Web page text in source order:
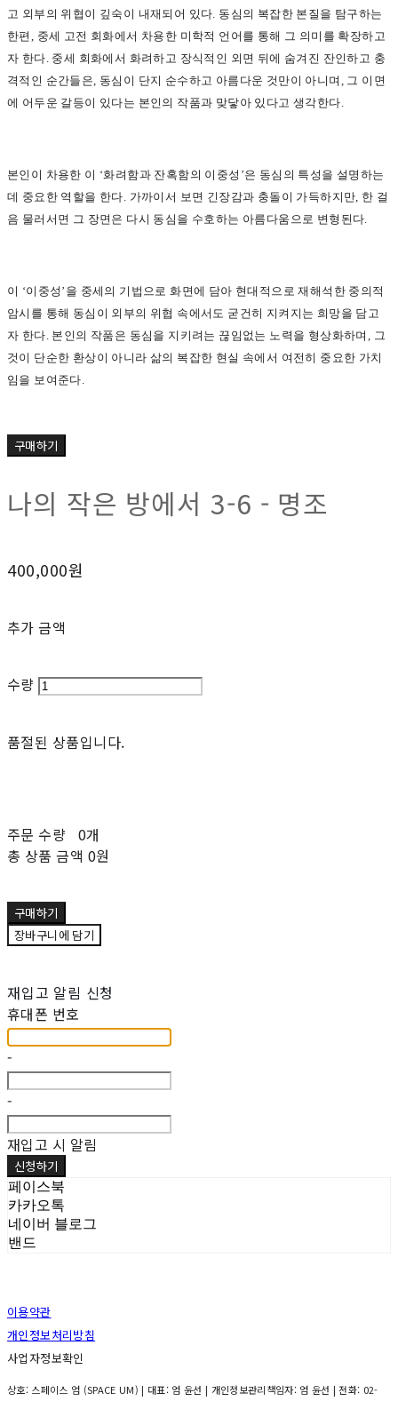
고 외부의 위협이 깊숙이 내재되어 있다. 동심의 복잡한 본질을 탐구하는
한편, 중세 고전 회화에서 차용한 미학적 언어를 통해 그 의미를 확장하고
자 한다. 중세 회화에서 화려하고 장식적인 외면 뒤에 숨겨진 잔인하고 충
격적인 순간들은, 동심이 단지 순수하고 아름다운 것만이 아니며, 그 이면
에 어두운 갈등이 있다는 본인의 작품과 맞닿아 있다고 생각한다.
본인이 차용한 이 ‘화려함과 잔혹함의 이중성’은 동심의 특성을 설명하는
데 중요한 역할을 한다. 가까이서 보면 긴장감과 충돌이 가득하지만, 한 걸
음 물러서면 그 장면은 다시 동심을 수호하는 아름다움으로 변형된다.
이 ‘이중성’을 중세의 기법으로 화면에 담아 현대적으로 재해석한 중의적
암시를 통해 동심이 외부의 위협 속에서도 굳건히 지켜지는 희망을 담고
자 한다. 본인의 작품은 동심을 지키려는 끊임없는 노력을 형상화하며, 그
것이 단순한 환상이 아니라 삶의 복잡한 현실 속에서 여전히 중요한 가치
임을 보여준다.
구매하기
나의 작은 방에서 3-6 - 명조
400,000원
추가 금액
수량
품절된 상품입니다.
주문 수량 0개
총 상품 금액 0원
구매하기
장바구니에 담기
재입고 알림 신청
휴대폰 번호
-
-
재입고 시 알림
신청하기
페이스북
카카오톡
네이버 블로그
밴드
이용약관
개인정보처리방침
사업자정보확인
상호: 스페이스 엄 (SPACE UM) | 대표: 엄 윤선 | 개인정보관리책임자: 엄 윤선 | 전화: 02-